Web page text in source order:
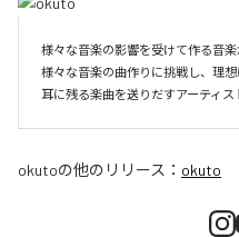
様々な音楽の影響を受けて作る音楽
様々な音楽の曲作りに挑戦し、理
耳に残る楽曲を送りだすアーティス
okutoの他のリリース： okuto